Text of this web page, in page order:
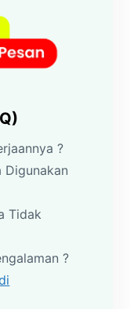
?
Digunakan
Tidak
?